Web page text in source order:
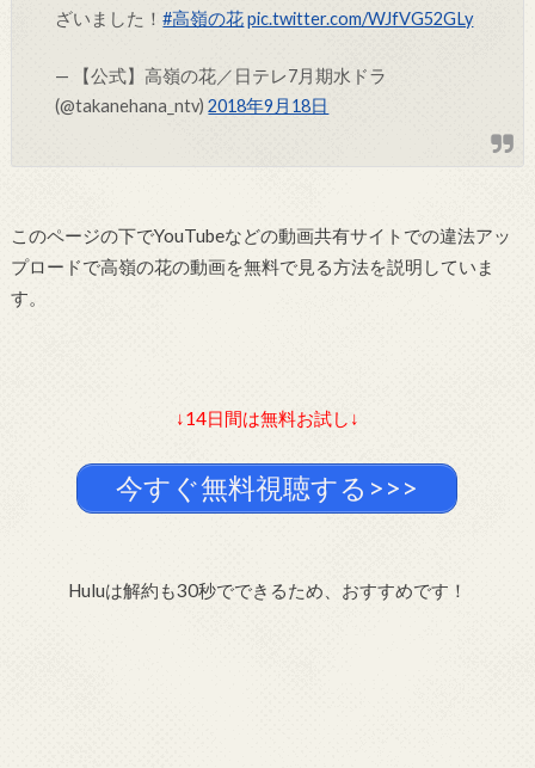
ざいました！#高嶺の花 pic.twitter.com/WJfVG52GLy
— 【公式】高嶺の花／日テレ7月期水ドラ
(@takanehana_ntv)2018年9月18日
このページの下でYouTubeなどの動画共有サイトでの違法アッ
プロードで高嶺の花の動画を無料で見る方法を説明していま
す。
↓14日間は無料お試し↓
今すぐ無料視聴する>>>
Huluは解約も30秒でできるため、おすすめです！